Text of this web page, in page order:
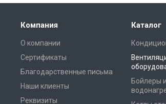
Компания
О компании
Сертификаты
Благодарственные письма
Наши клиенты
Реквизиты
Каталог
Бойлеры и